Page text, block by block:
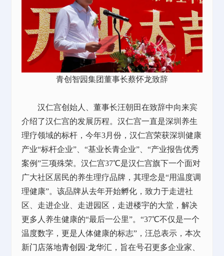
青创智园集团董事长蔡怀龙致辞
汉仁宫创始人、董事长汪朝田在致辞中向来宾
介绍了汉仁宫的发展历程。汉仁宫一直是深圳养生
理疗领域的标杆，今年3月份，汉仁宫荣获深圳健康
产业“标杆企业”、“基业长青企业”、“产业报告优秀
案例”三项殊荣。汉仁宫37℃是汉仁宫旗下一个面对
广大社区居民的养生理疗品牌，其理念是“用温度调
理健康”。该品牌从去年开始孵化，致力于走进社
区、走进企业、走进园区，走进楼宇的大堂，解决
更多人养生健康的“最后一公里”。“37℃不仅是一个
温度数字，更是人体健康的标志”，汪总表示，本次
新门店落地青创园·龙华汇 ，旨在号召更多企业家、